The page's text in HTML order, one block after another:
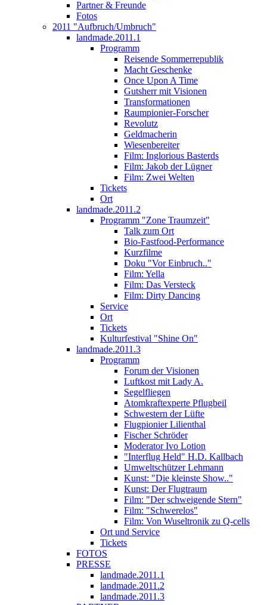
Partner & Freunde
Fotos
2011 "Aufbruch/Umbruch"
landmade.2011.1
Programm
Reisende Sommerrepublik
Macht Geschenke
Once Upon A Time
Gutsherr mit Visionen
Transformationen
Raumpionier-Forscher
Revolutz
Geldmacherin
Wiesenbereiter
Film: Inglorious Basterds
Film: Jakob der Lügner
Film: Zwei Welten
Tickets
Ort
landmade.2011.2
Programm "Zone Traumzeit"
Talk zum Ort
Bio-Fastfood-Performance
Kurzfilme
Doku "Vor Einbruch.."
Film: Yella
Film: Das Versteck
Film: Dirty Dancing
Service
Ort
Tickets
Kulturfestival "Shine On"
landmade.2011.3
Programm
Forum der Visionen
Luftkost mit Lady A.
Segelfliegen
Atomkraftexperte Pflugbeil
Schwestern der Lüfte
Flugpionier Lilienthal
Fischer Schröder
Moderator Ivo Lotion
"Interflug Held" H.D. Kallbach
Umweltschützer Lehmann
Kunst: "Die kleinste Show.."
Kunst: Der Flugtraum
Film: "Der schweigende Stern"
Film: "Schwerelos"
Film: Von Wuseltronik zu Q-cells
Ort und Service
Tickets
FOTOS
PRESSE
landmade.2011.1
landmade.2011.2
landmade.2011.3